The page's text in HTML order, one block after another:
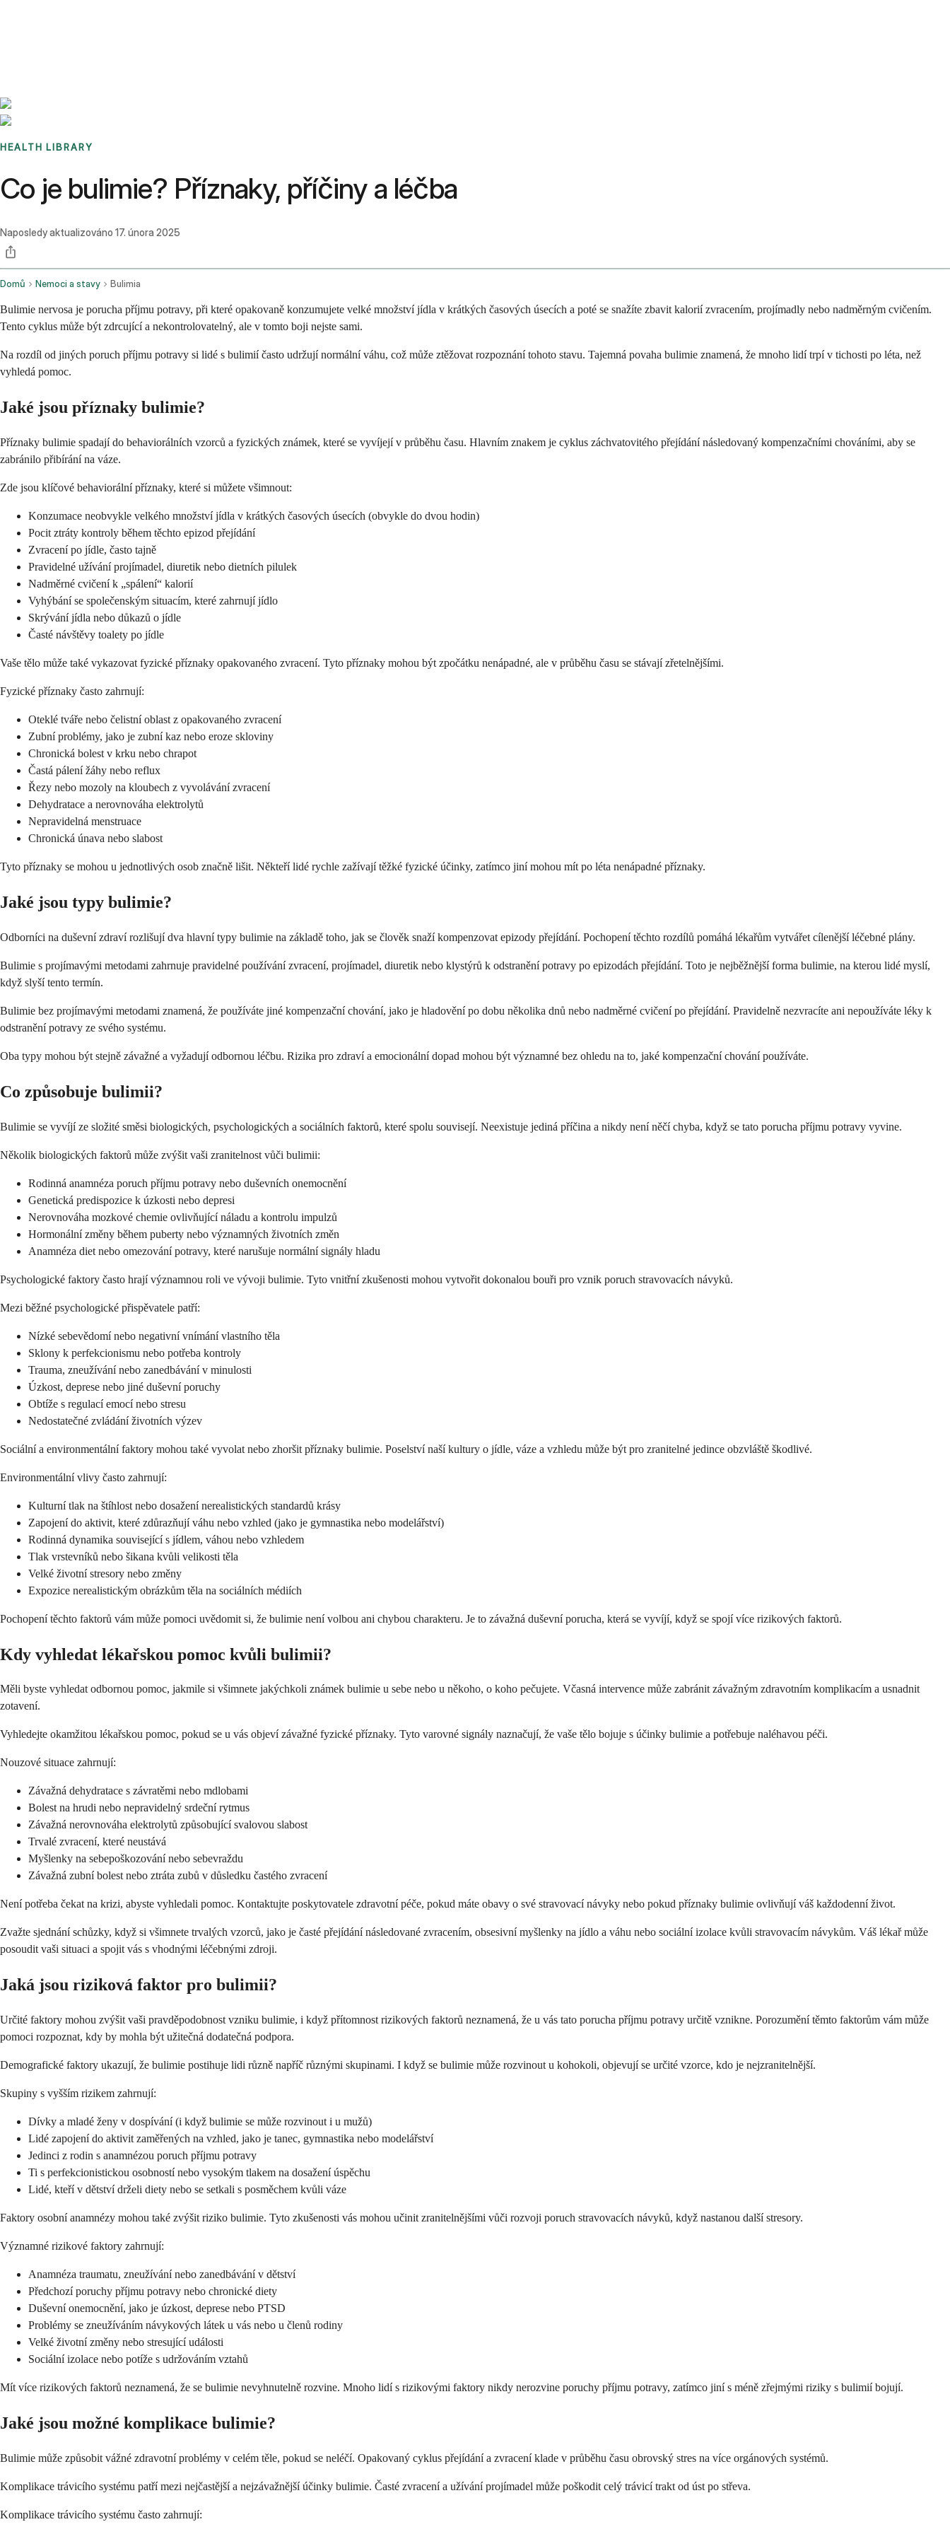
HEALTH LIBRARY
Co je bulimie? Příznaky, příčiny a léčba
Naposledy aktualizováno 17. února 2025
Domů Nemoci a stavy Bulimia
Bulimie nervosa je porucha příjmu potravy, při které opakovaně konzumujete velké množství jídla v krátkých časových úsecích a poté se snažíte zbavit kalorií zvracením, projímadly nebo nadměrným cvičením.
Tento cyklus může být zdrcující a nekontrolovatelný, ale v tomto boji nejste sami.
Na rozdíl od jiných poruch příjmu potravy si lidé s bulimií často udržují normální váhu, což může ztěžovat rozpoznání tohoto stavu. Tajemná povaha bulimie znamená, že mnoho lidí trpí v tichosti po léta, než
vyhledá pomoc.
Jaké jsou příznaky bulimie?
Příznaky bulimie spadají do behaviorálních vzorců a fyzických známek, které se vyvíjejí v průběhu času. Hlavním znakem je cyklus záchvatovitého přejídání následovaný kompenzačními chováními, aby se
zabránilo přibírání na váze.
Zde jsou klíčové behaviorální příznaky, které si můžete všimnout:
Konzumace neobvykle velkého množství jídla v krátkých časových úsecích (obvykle do dvou hodin)
Pocit ztráty kontroly během těchto epizod přejídání
Zvracení po jídle, často tajně
Pravidelné užívání projímadel, diuretik nebo dietních pilulek
Nadměrné cvičení k „spálení“ kalorií
Vyhýbání se společenským situacím, které zahrnují jídlo
Skrývání jídla nebo důkazů o jídle
Časté návštěvy toalety po jídle
Vaše tělo může také vykazovat fyzické příznaky opakovaného zvracení. Tyto příznaky mohou být zpočátku nenápadné, ale v průběhu času se stávají zřetelnějšími.
Fyzické příznaky často zahrnují:
Oteklé tváře nebo čelistní oblast z opakovaného zvracení
Zubní problémy, jako je zubní kaz nebo eroze skloviny
Chronická bolest v krku nebo chrapot
Častá pálení žáhy nebo reflux
Řezy nebo mozoly na kloubech z vyvolávání zvracení
Dehydratace a nerovnováha elektrolytů
Nepravidelná menstruace
Chronická únava nebo slabost
Tyto příznaky se mohou u jednotlivých osob značně lišit. Někteří lidé rychle zažívají těžké fyzické účinky, zatímco jiní mohou mít po léta nenápadné příznaky.
Jaké jsou typy bulimie?
Odborníci na duševní zdraví rozlišují dva hlavní typy bulimie na základě toho, jak se člověk snaží kompenzovat epizody přejídání. Pochopení těchto rozdílů pomáhá lékařům vytvářet cílenější léčebné plány.
Bulimie s projímavými metodami zahrnuje pravidelné používání zvracení, projímadel, diuretik nebo klystýrů k odstranění potravy po epizodách přejídání. Toto je nejběžnější forma bulimie, na kterou lidé myslí,
když slyší tento termín.
Bulimie bez projímavými metodami znamená, že používáte jiné kompenzační chování, jako je hladovění po dobu několika dnů nebo nadměrné cvičení po přejídání. Pravidelně nezvracíte ani nepoužíváte léky k
odstranění potravy ze svého systému.
Oba typy mohou být stejně závažné a vyžadují odbornou léčbu. Rizika pro zdraví a emocionální dopad mohou být významné bez ohledu na to, jaké kompenzační chování používáte.
Co způsobuje bulimii?
Bulimie se vyvíjí ze složité směsi biologických, psychologických a sociálních faktorů, které spolu souvisejí. Neexistuje jediná příčina a nikdy není něčí chyba, když se tato porucha příjmu potravy vyvine.
Několik biologických faktorů může zvýšit vaši zranitelnost vůči bulimii:
Rodinná anamnéza poruch příjmu potravy nebo duševních onemocnění
Genetická predispozice k úzkosti nebo depresi
Nerovnováha mozkové chemie ovlivňující náladu a kontrolu impulzů
Hormonální změny během puberty nebo významných životních změn
Anamnéza diet nebo omezování potravy, které narušuje normální signály hladu
Psychologické faktory často hrají významnou roli ve vývoji bulimie. Tyto vnitřní zkušenosti mohou vytvořit dokonalou bouři pro vznik poruch stravovacích návyků.
Mezi běžné psychologické přispěvatele patří:
Nízké sebevědomí nebo negativní vnímání vlastního těla
Sklony k perfekcionismu nebo potřeba kontroly
Trauma, zneužívání nebo zanedbávání v minulosti
Úzkost, deprese nebo jiné duševní poruchy
Obtíže s regulací emocí nebo stresu
Nedostatečné zvládání životních výzev
Sociální a environmentální faktory mohou také vyvolat nebo zhoršit příznaky bulimie. Poselství naší kultury o jídle, váze a vzhledu může být pro zranitelné jedince obzvláště škodlivé.
Environmentální vlivy často zahrnují:
Kulturní tlak na štíhlost nebo dosažení nerealistických standardů krásy
Zapojení do aktivit, které zdůrazňují váhu nebo vzhled (jako je gymnastika nebo modelářství)
Rodinná dynamika související s jídlem, váhou nebo vzhledem
Tlak vrstevníků nebo šikana kvůli velikosti těla
Velké životní stresory nebo změny
Expozice nerealistickým obrázkům těla na sociálních médiích
Pochopení těchto faktorů vám může pomoci uvědomit si, že bulimie není volbou ani chybou charakteru. Je to závažná duševní porucha, která se vyvíjí, když se spojí více rizikových faktorů.
Kdy vyhledat lékařskou pomoc kvůli bulimii?
Měli byste vyhledat odbornou pomoc, jakmile si všimnete jakýchkoli známek bulimie u sebe nebo u někoho, o koho pečujete. Včasná intervence může zabránit závažným zdravotním komplikacím a usnadnit
zotavení.
Vyhledejte okamžitou lékařskou pomoc, pokud se u vás objeví závažné fyzické příznaky. Tyto varovné signály naznačují, že vaše tělo bojuje s účinky bulimie a potřebuje naléhavou péči.
Nouzové situace zahrnují:
Závažná dehydratace s závratěmi nebo mdlobami
Bolest na hrudi nebo nepravidelný srdeční rytmus
Závažná nerovnováha elektrolytů způsobující svalovou slabost
Trvalé zvracení, které neustává
Myšlenky na sebepoškozování nebo sebevraždu
Závažná zubní bolest nebo ztráta zubů v důsledku častého zvracení
Není potřeba čekat na krizi, abyste vyhledali pomoc. Kontaktujte poskytovatele zdravotní péče, pokud máte obavy o své stravovací návyky nebo pokud příznaky bulimie ovlivňují váš každodenní život.
Zvažte sjednání schůzky, když si všimnete trvalých vzorců, jako je časté přejídání následované zvracením, obsesivní myšlenky na jídlo a váhu nebo sociální izolace kvůli stravovacím návykům. Váš lékař může
posoudit vaši situaci a spojit vás s vhodnými léčebnými zdroji.
Jaká jsou riziková faktor pro bulimii?
Určité faktory mohou zvýšit vaši pravděpodobnost vzniku bulimie, i když přítomnost rizikových faktorů neznamená, že u vás tato porucha příjmu potravy určitě vznikne. Porozumění těmto faktorům vám může
pomoci rozpoznat, kdy by mohla být užitečná dodatečná podpora.
Demografické faktory ukazují, že bulimie postihuje lidi různě napříč různými skupinami. I když se bulimie může rozvinout u kohokoli, objevují se určité vzorce, kdo je nejzranitelnější.
Skupiny s vyšším rizikem zahrnují:
Dívky a mladé ženy v dospívání (i když bulimie se může rozvinout i u mužů)
Lidé zapojení do aktivit zaměřených na vzhled, jako je tanec, gymnastika nebo modelářství
Jedinci z rodin s anamnézou poruch příjmu potravy
Ti s perfekcionistickou osobností nebo vysokým tlakem na dosažení úspěchu
Lidé, kteří v dětství drželi diety nebo se setkali s posměchem kvůli váze
Faktory osobní anamnézy mohou také zvýšit riziko bulimie. Tyto zkušenosti vás mohou učinit zranitelnějšími vůči rozvoji poruch stravovacích návyků, když nastanou další stresory.
Významné rizikové faktory zahrnují:
Anamnéza traumatu, zneužívání nebo zanedbávání v dětství
Předchozí poruchy příjmu potravy nebo chronické diety
Duševní onemocnění, jako je úzkost, deprese nebo PTSD
Problémy se zneužíváním návykových látek u vás nebo u členů rodiny
Velké životní změny nebo stresující události
Sociální izolace nebo potíže s udržováním vztahů
Mít více rizikových faktorů neznamená, že se bulimie nevyhnutelně rozvine. Mnoho lidí s rizikovými faktory nikdy nerozvine poruchy příjmu potravy, zatímco jiní s méně zřejmými riziky s bulimií bojují.
Jaké jsou možné komplikace bulimie?
Bulimie může způsobit vážné zdravotní problémy v celém těle, pokud se neléčí. Opakovaný cyklus přejídání a zvracení klade v průběhu času obrovský stres na více orgánových systémů.
Komplikace trávicího systému patří mezi nejčastější a nejzávažnější účinky bulimie. Časté zvracení a užívání projímadel může poškodit celý trávicí trakt od úst po střeva.
Komplikace trávicího systému často zahrnují: